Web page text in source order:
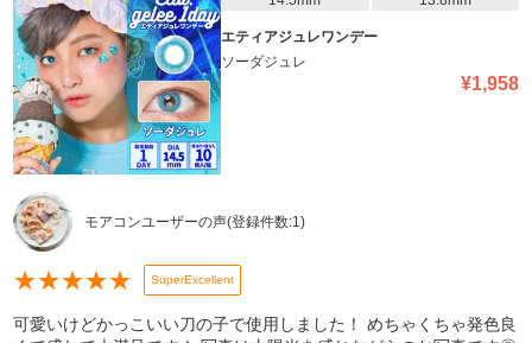
エティアジュレワンデー
ソーダジュレ
¥1,958
モアコンユーザーの声(登録件数:1)
★★★★★ SuperExcellent
可愛いけどかっこいい刀の子で使用しました！ めちゃくちゃ発色良